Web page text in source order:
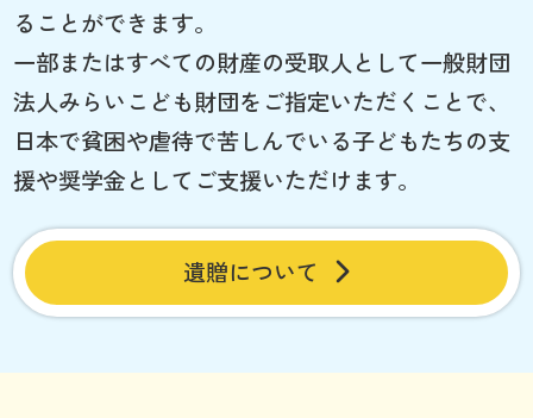
ることができます。
一部またはすべての財産の受取人として一般財団
法人みらいこども財団をご指定いただくことで、
日本で貧困や虐待で苦しんでいる子どもたちの支
援や奨学金としてご支援いただけます。
遺贈について